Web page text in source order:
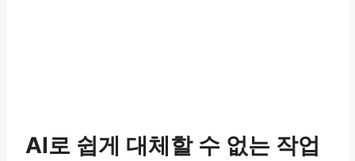
AI로 쉽게 대체할 수 없는 작업